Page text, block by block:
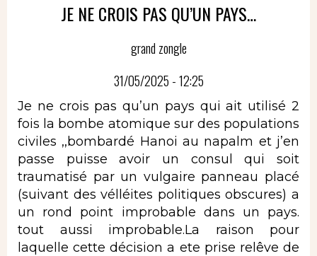
JE NE CROIS PAS QU’UN PAYS…
grand zongle
31/05/2025 - 12:25
Je ne crois pas qu’un pays qui ait utilisé 2
fois la bombe atomique sur des populations
civiles ,,bombardé Hanoi au napalm et j’en
passe puisse avoir un consul qui soit
traumatisé par un vulgaire panneau placé
(suivant des vélléites politiques obscures) a
un rond point improbable dans un pays.
tout aussi improbable.La raison pour
laquelle cette décision a ete prise relêve de